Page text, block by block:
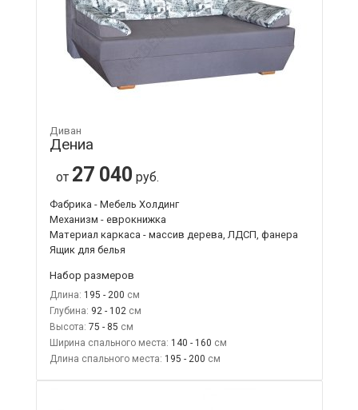
Диван
Дениа
от 27 040 руб.
Фабрика - Мебель Холдинг
Механизм - еврокнижка
Материал каркаса - массив дерева, ЛДСП, фанера
Ящик для белья
Набор размеров
Длина: 195 - 200
Глубина: 92 - 102
Высота: 75 - 85
Ширина спального места: 140 - 160
Длина спального места: 195 - 200